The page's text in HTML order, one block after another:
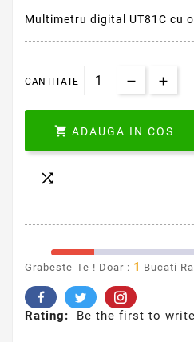
Multimetru digital UT81C cu
CANTITATE
 ADAUGA IN COS

Grabeste-Te ! Doar : 1 Bucati
Rating: Be the first to